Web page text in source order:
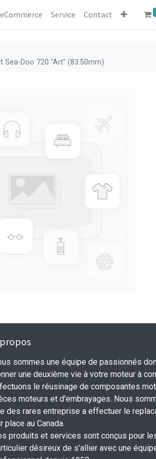
eCommerce​ Service Contact
Sea-Doo 720 "Art" (83.50mm)
sommes une équipe de passionnés
une deuxième vie à votre moteur à
le réusinage de composantes
moteurs et d'embrayages. Nous
des rares entreprise a effectuer le
place au Canada.
produits et services sont conçus pour
désireux de s'allier avec une